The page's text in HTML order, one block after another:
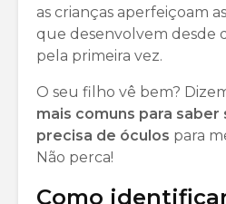
as crianças aperfeiçoam
que desenvolvem desde
pela primeira vez.
O seu filho vê bem?
mais comuns para saber
precisa de óculos para
Não perca!
Como